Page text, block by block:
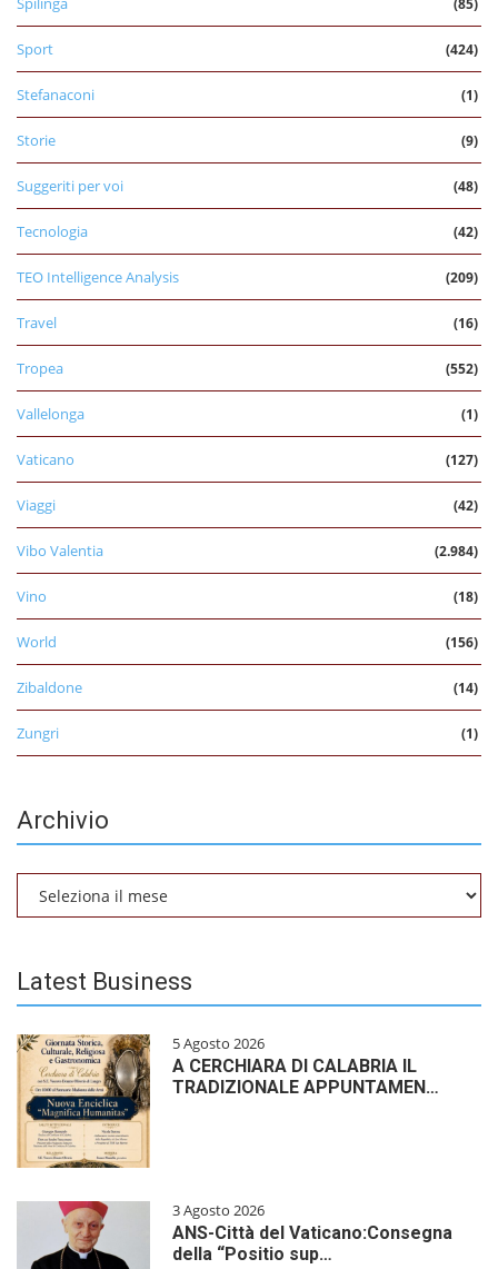
(85)
Sport (424)
Stefanaconi (1)
Storie (9)
Suggeriti per voi (48)
Tecnologia (42)
TEO Intelligence Analysis (209)
Travel (16)
Tropea (552)
Vallelonga (1)
Vaticano (127)
Viaggi (42)
Vibo Valentia (2.984)
Vino (18)
World (156)
Zibaldone (14)
Zungri (1)
Archivio
Latest Business
5 Agosto 2026
A CERCHIARA DI CALABRIA IL
TRADIZIONALE APPUNTAMEN…
3 Agosto 2026
ANS-Città del Vaticano:Consegna
della “Positio sup…